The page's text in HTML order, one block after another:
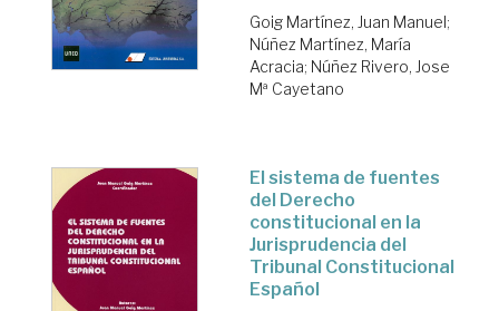
Goig Martínez, Juan Manuel;
Núñez Martínez, María
Acracia; Núñez Rivero, Jose
Mª Cayetano
El sistema de fuentes
del Derecho
constitucional en la
Jurisprudencia del
Tribunal Constitucional
Español